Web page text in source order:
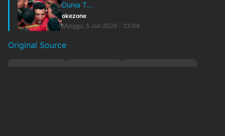
Dunia T...
okezone
Minggu, 5 Juli 2026 - 23:08
Original Source
# aksikriminal #bogor-raya # ditangkapmassa